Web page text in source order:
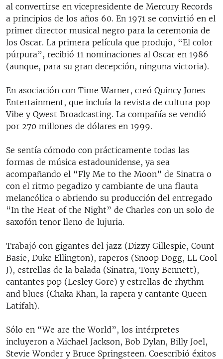
al convertirse en vicepresidente de Mercury Records
a principios de los años 60. En 1971 se convirtió en el
primer director musical negro para la ceremonia de
los Oscar. La primera película que produjo, “El color
púrpura”, recibió 11 nominaciones al Oscar en 1986
(aunque, para su gran decepción, ninguna victoria).
En asociación con Time Warner, creó Quincy Jones
Entertainment, que incluía la revista de cultura pop
Vibe y Qwest Broadcasting. La compañía se vendió
por 270 millones de dólares en 1999.
Se sentía cómodo con prácticamente todas las
formas de música estadounidense, ya sea
acompañando el “Fly Me to the Moon” de Sinatra o
con el ritmo pegadizo y cambiante de una flauta
melancólica o abriendo su producción del entregado
“In the Heat of the Night” de Charles con un solo de
saxofón tenor lleno de lujuria.
Trabajó con gigantes del jazz (Dizzy Gillespie, Count
Basie, Duke Ellington), raperos (Snoop Dogg, LL Cool
J), estrellas de la balada (Sinatra, Tony Bennett),
cantantes pop (Lesley Gore) y estrellas de rhythm
and blues (Chaka Khan, la rapera y cantante Queen
Latifah).
Sólo en “We are the World”, los intérpretes
incluyeron a Michael Jackson, Bob Dylan, Billy Joel,
Stevie Wonder y Bruce Springsteen. Coescribió éxitos